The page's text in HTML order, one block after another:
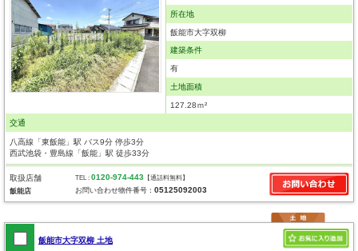
所在地
飯能市大字双柳
建築条件
有
土地面積
127.28ｍ²
交通
八高線「東飯能」駅 バス9分 停歩3分
西武池袋・豊島線「飯能」駅 徒歩33分
取扱店舗
飯能店
TEL :0120-974-443 【通話料無料】
お問い合わせ物件番号：05125092003
飯能市大字双柳 土地